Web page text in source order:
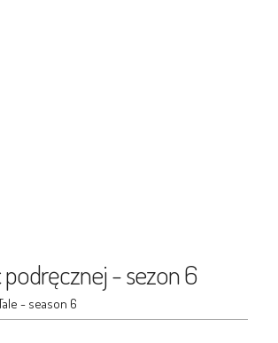
- sezon 6
- season 6